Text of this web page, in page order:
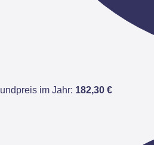
im Jahr: 182,30 €